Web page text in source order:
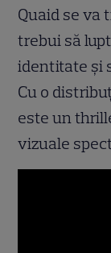
Quaid se va
trebui să
identitate şi
Cu o
este un
vizuale